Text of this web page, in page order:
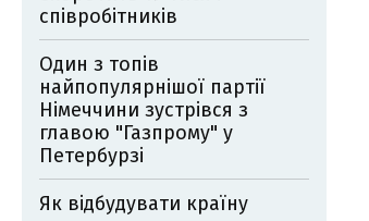
співробітників
Один з топів
найпопулярнішої партії
Німеччини зустрівся з
главою "Газпрому" у
Петербурзі
Як відбудувати країну